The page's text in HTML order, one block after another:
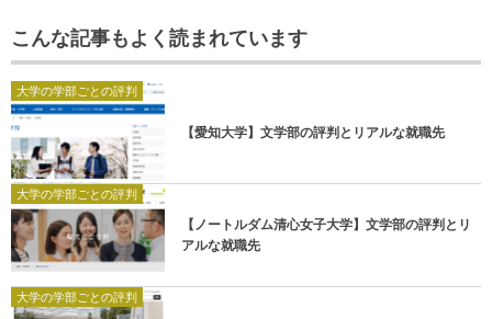
こんな記事もよく読まれています
大学の学部ごとの評判
【愛知大学】文学部の評判とリアルな就職先
大学の学部ごとの評判
【ノートルダム清心女子大学】文学部の評判とリ
アルな就職先
大学の学部ごとの評判